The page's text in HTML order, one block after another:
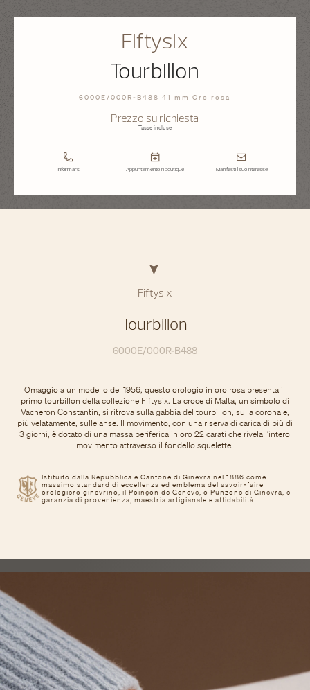
Fiftysix
Tourbillon
6000E/000R-B488 41 mm Oro rosa
Prezzo su richiesta
Tasse incluse
Informarsi Appuntamento in boutique Manifesti il suo interesse
Fiftysix
Tourbillon
6000E/000R-B488
Istituito dalla Repubblica e Cantone di Ginevra nel 1886 come
massimo standard di eccellenza ed emblema del savoir-faire
orologiero ginevrino, il Poinçon de Genève, o Punzone di Ginevra, è
garanzia di provenienza, maestria artigianale e affidabilità.
Omaggio a un modello del 1956, questo orologio in oro rosa presenta il
primo tourbillon della collezione Fiftysix. La croce di Malta, un simbolo di
Vacheron Constantin, si ritrova sulla gabbia del tourbillon, sulla corona e,
più velatamente, sulle anse. Il movimento, con una riserva di carica di più di
3 giorni, è dotato di una massa periferica in oro 22 carati che rivela l’intero
movimento attraverso il fondello squelette.